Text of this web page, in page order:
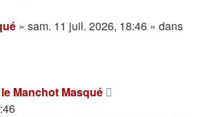
» sam. 11 juil. 2026, 18:46 » dans
le Manchot Masqué